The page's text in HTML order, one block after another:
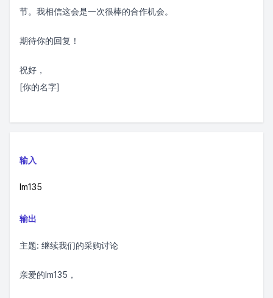
节。我相信这会是一次很棒的合作机会。
期待你的回复！
祝好，
[你的名字]
输入
lm135
输出
主题: 继续我们的采购讨论
亲爱的lm135，